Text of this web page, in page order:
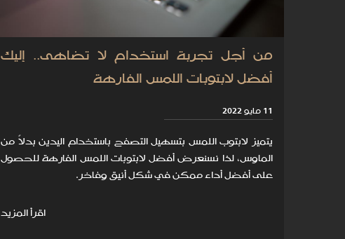
من أجل تجربة استخدام لا تضاهى.. إليك
أفضل لابتوبات اللمس الفارهة
11 مايو 2022
يتميز لابتوب اللمس بتسهيل التصفح باستخدام اليدين بدلاً من
الماوس، لذا نسنعرض أفضل لابتوبات اللمس الفارهة للحصول
على أفضل أداء ممكن في شكل أنيق وفاخر.
اقرأ المزيد